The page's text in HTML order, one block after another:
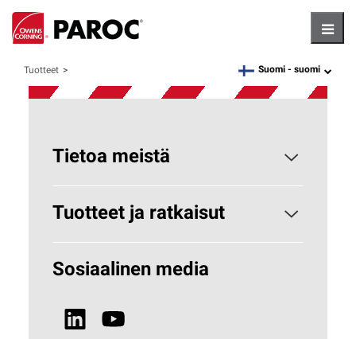
Tuotteet language
Suomi - suomi
Tietoa meistä
Paroc yrityksenä
Miksi kivivilla?
Vastuullisuus
Uutiset ja media
Tuotteet ja ratkaisut
Rakennuseristeet
Sosiaalinen media